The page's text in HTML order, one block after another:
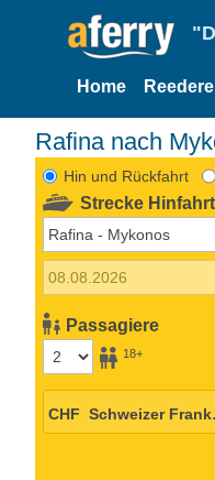
Home
Rafina nach
Hin und Rückfahrt
Strecke Hinfahrt
Passagiere
18+